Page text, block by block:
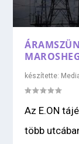
készítette:
Az E.ON
több